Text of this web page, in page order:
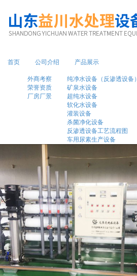
首页 公司介绍
外商考察
荣誉资质
厂房厂景
产品展示
纯净水设备（反渗透设备）
矿泉水设备
超纯水设备
软化水设备
灌装设备
杀菌净化设备
反渗透设备工艺流程图
车用尿素生产设备